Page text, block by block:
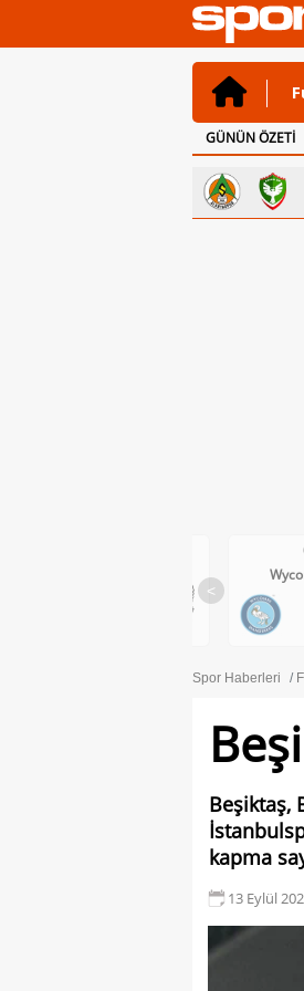
GÜNÜN ÖZETİ
CANLI ANLATIM
<
Spor Haberleri
Beşiktaş,
kapma
13 Eylül